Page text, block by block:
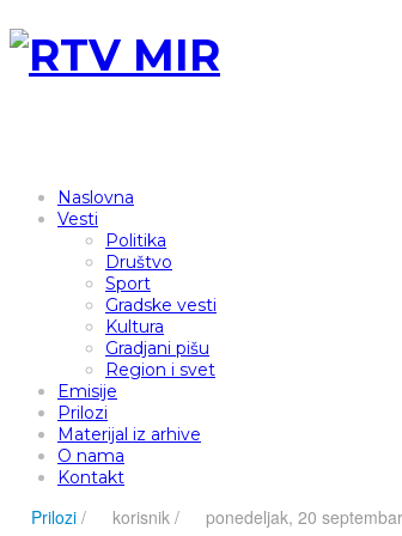
Naslovna
Vesti
Politika
Društvo
Sport
Gradske vesti
Kultura
Gradjani pišu
Region i svet
Emisije
Prilozi
Materijal iz arhive
O nama
Kontakt
Prilozi / korisnik / ponedeljak, 20